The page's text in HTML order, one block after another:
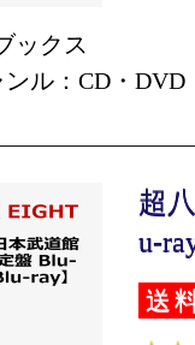
ックス
ル：CD・DVD
超
u-
送